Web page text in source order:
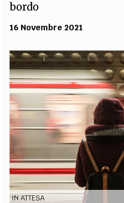
FOTOGRAFI PARTNER
RUBRICHE LIBRI
SOCIAL
bordo
16 Novembre 2021
IN ATTESA